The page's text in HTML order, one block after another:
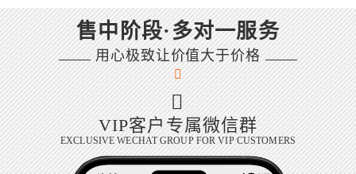
售中阶段·多对一服务
用心极致让价值大于价格
VIP客户专属微信群
EXCLUSIVE WECHAT GROUP FOR VIP CUSTOMERS